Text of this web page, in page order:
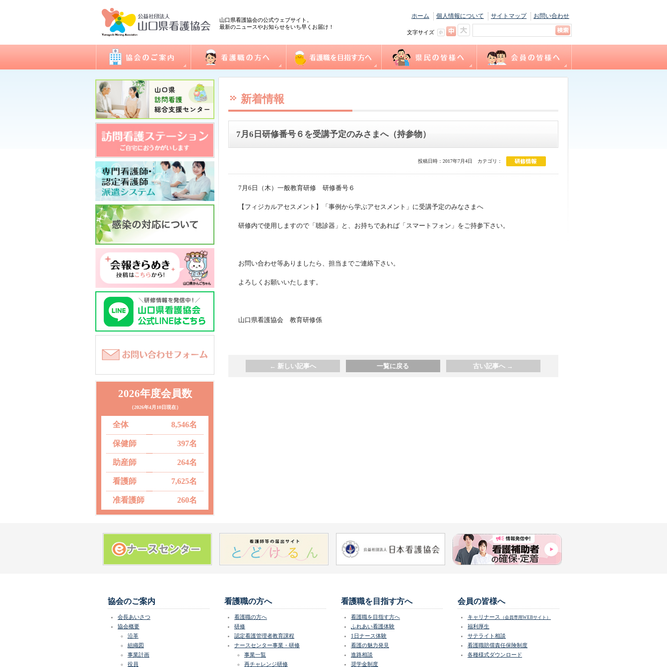
山口県看護協会の公式ウェブサイト。
最新のニュースやお知らせをいち早くお届け！
ホーム 個人情報について サイトマップ お問い合わせ
文字サイズ
会長あいさつ
協会概要
委員会活動
地区支部活動
会報誌「きらめき」
入会のご案内
アクセス
開館日・閉館日
関連団体 看護職の方へ
研修
看護実践情報
認定看護管理者教育課程
ナースセンター事業・研修
図書室
各種様式ダウンロード
2026年度会員数
（2026年4月10日現在）
全体 8,546名
保健師 397名
助産師 264名
看護師 7,625名
准看護師 260名
新着情報
7月6日研修番号６を受講予定のみさまへ（持参物）
投稿日時：2017年7月4日 カテゴリ：
7月6日（木）一般教育研修 研修番号６
【フィジカルアセスメント】「事例から学ぶアセスメント」に受講予定のみなさまへ
研修内で使用しますので「聴診器」と、お持ちであれば「スマートフォン」をご持参下さい。
お問い合わせ等ありましたら、担当までご連絡下さい。
よろしくお願いいたします。
山口県看護協会 教育研修係
← 新しい記事へ 一覧に戻る 古い記事へ →
協会のご案内
会長あいさつ
協会概要
沿革
組織図
事業計画
役員
看護職の方へ
看護職の方へ
研修
認定看護管理者教育課程
ナースセンター事業・研修
事業一覧
再チャレンジ研修
看護職を目指す方へ
看護職を目指す方へ
ふれあい看護体験
1日ナース体験
看護の魅力発見
進路相談
奨学金制度
会員の皆様へ
キャリナース （会員専用WEBサイト）
福利厚生
サテライト相談
看護職賠償責任保険制度
各種様式ダウンロード